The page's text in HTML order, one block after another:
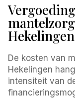
Hekelingen
De kosten van
Hekelingen
intensiteit van